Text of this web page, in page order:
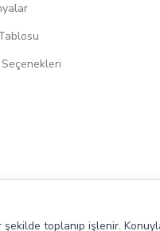
toplanıp işlenir.